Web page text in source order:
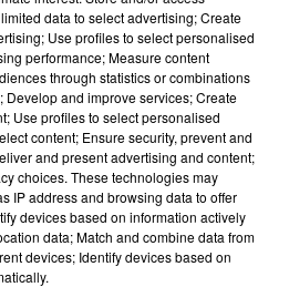
8h10
8h10
data to select advertising; Create
Use profiles to select personalised
performance; Measure content
through statistics or combinations
Develop and improve services; Create
Use profiles to select personalised
content; Ensure security, prevent and
and present advertising and content;
choices. These technologies may
IP address and browsing data to offer
devices based on information actively
data; Match and combine data from
devices; Identify devices based on